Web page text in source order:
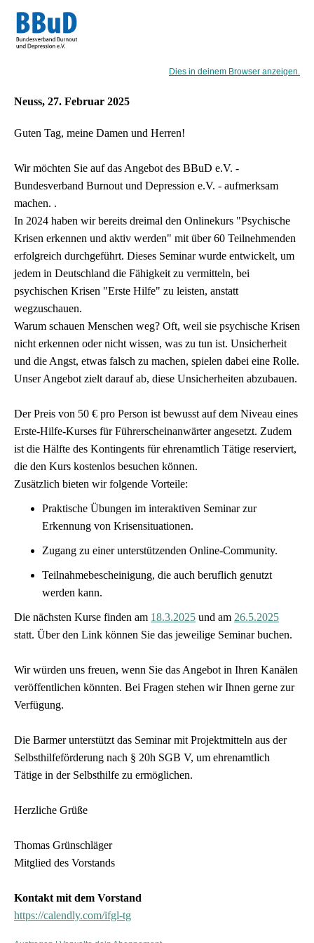
Dies in deinem Browser anzeigen.
Neuss, 27. Februar 2025
Guten Tag, meine Damen und Herren!
Wir möchten Sie auf das Angebot des BBuD e.V. -
Bundesverband Burnout und Depression e.V. - aufmerksam
machen. .
In 2024 haben wir bereits dreimal den Onlinekurs "Psychische
Krisen erkennen und aktiv werden" mit über 60 Teilnehmenden
erfolgreich durchgeführt. Dieses Seminar wurde entwickelt, um
jedem in Deutschland die Fähigkeit zu vermitteln, bei
psychischen Krisen "Erste Hilfe" zu leisten, anstatt
wegzuschauen.
Warum schauen Menschen weg? Oft, weil sie psychische Krisen
nicht erkennen oder nicht wissen, was zu tun ist. Unsicherheit
und die Angst, etwas falsch zu machen, spielen dabei eine Rolle.
Unser Angebot zielt darauf ab, diese Unsicherheiten abzubauen.
Der Preis von 50 € pro Person ist bewusst auf dem Niveau eines
Erste-Hilfe-Kurses für Führerscheinanwärter angesetzt. Zudem
ist die Hälfte des Kontingents für ehrenamtlich Tätige reserviert,
die den Kurs kostenlos besuchen können.
Zusätzlich bieten wir folgende Vorteile:
Praktische Übungen im interaktiven Seminar zur
Erkennung von Krisensituationen.
Zugang zu einer unterstützenden Online-Community.
Teilnahmebescheinigung, die auch beruflich genutzt
werden kann.
Die nächsten Kurse finden am 18.3.2025 und am 26.5.2025
statt. Über den Link können Sie das jeweilige Seminar buchen.
Wir würden uns freuen, wenn Sie das Angebot in Ihren Kanälen
veröffentlichen könnten. Bei Fragen stehen wir Ihnen gerne zur
Verfügung.
Die Barmer unterstützt das Seminar mit Projektmitteln aus der
Selbsthilfeförderung nach § 20h SGB V, um ehrenamtlich
Tätige in der Selbsthilfe zu ermöglichen.
Herzliche Grüße
Thomas Grünschläger
Mitglied des Vorstands
Kontakt mit dem Vorstand
https://calendly.com/ifgl-tg